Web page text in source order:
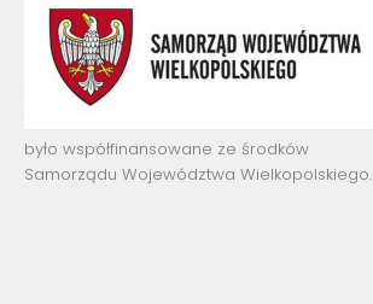
było współfinansowane ze środków
Samorządu Województwa Wielkopolskiego.